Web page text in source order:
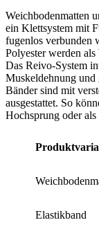
Weichbodenmatten
ein Klettsystem mit
fugenlos verbunden
Polyester werden
Das Reivo-System
Muskeldehnung und
Bänder sind mit
ausgestattet. So
Hochsprung oder
Elastikband